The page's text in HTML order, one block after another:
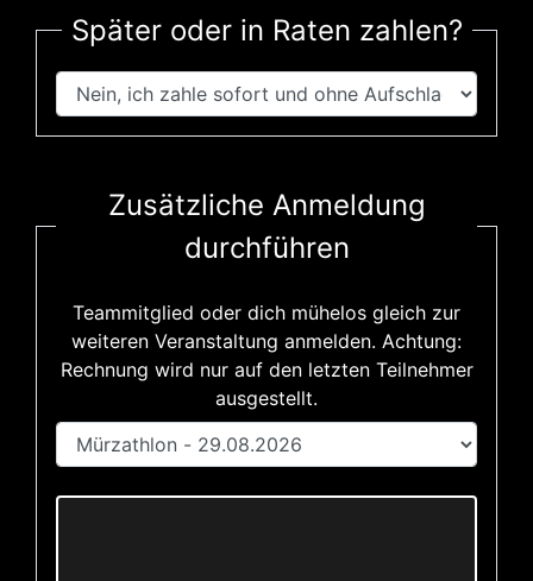
Später oder in Raten zahlen?
Zusätzliche Anmeldung
durchführen
Teammitglied oder dich mühelos gleich zur
weiteren Veranstaltung anmelden. Achtung:
Rechnung wird nur auf den letzten Teilnehmer
ausgestellt.